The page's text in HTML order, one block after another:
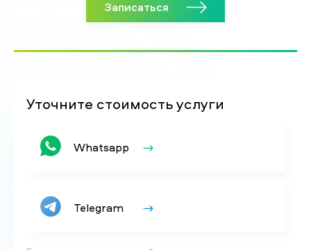
Записаться
Уточните стоимость услуги
Whatsapp
Telegram